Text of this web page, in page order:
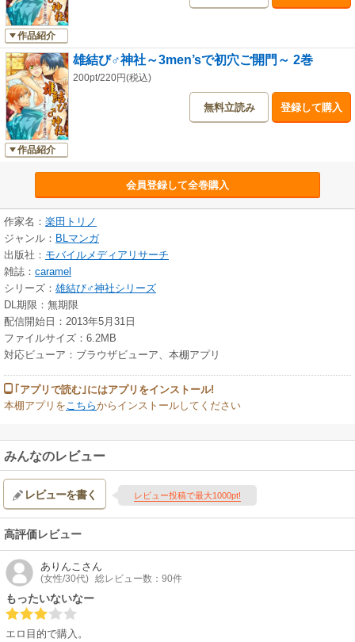
作品紹介
作品紹介
雄結び♂神社～3men’sで初穴ご開門～ 2巻
200pt/220円(税込)
無料立読み 登録して購入
会員登録して全巻購入
作家名： 楽田トリノ
ジャンル： BLマンガ
出版社： モバイルメディアリサーチ
雑誌： caramel
シリーズ： 雄結び♂神社シリーズ
DL期限：無期限
配信開始日：2013年5月31日
ファイルサイズ：6.2MB
対応ビューア：ブラウザビューア、本棚アプリ
｢アプリで読む｣にはアプリをインストール!
本棚アプリを こちらからインストールしてください
みんなのレビュー
レビューを書く レビュー投稿で最大1000pt!
高評価レビュー
ありんこ さん
(女性/30代) 総レビュー数：90件
もったいないなー
エロ目的で購入。